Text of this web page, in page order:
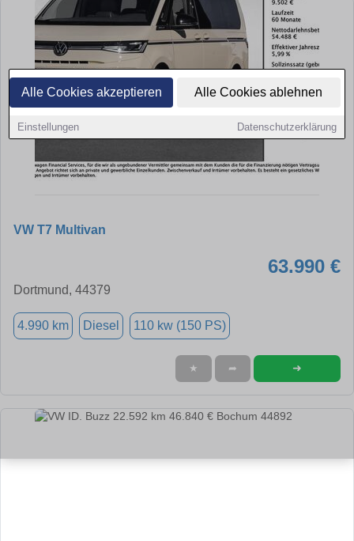
Alle Cookies akzeptieren Alle Cookies ablehnen
Einstellungen Datenschutzerklärung
VW T7 Multivan
63.990 €
Dortmund, 44379
4.990 km Diesel 110 kw (150 PS)
★ ➦ ➜